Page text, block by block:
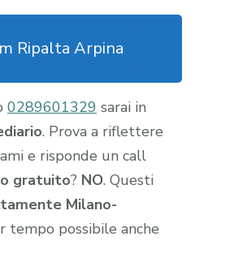
Ripalta Arpina
0289601329 sarai in
. Prova a riflettere
e risponde un call
gratuito? NO. Questi
Milano-
tempo possibile anche